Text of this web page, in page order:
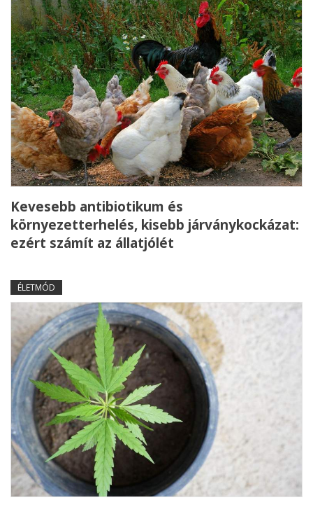
Kevesebb antibiotikum és
környezetterhelés, kisebb járványkockázat:
ezért számít az állatjólét
ÉLETMÓD